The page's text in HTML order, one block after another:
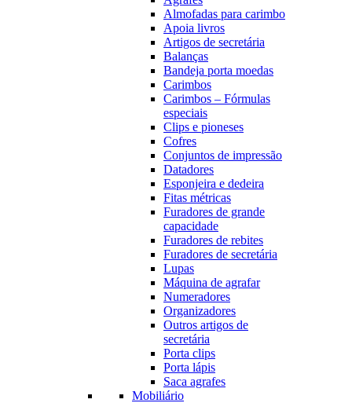
Almofadas para carimbo
Apoia livros
Artigos de secretária
Balanças
Bandeja porta moedas
Carimbos
Carimbos – Fórmulas
especiais
Clips e pioneses
Cofres
Conjuntos de impressão
Datadores
Esponjeira e dedeira
Fitas métricas
Furadores de grande
capacidade
Furadores de rebites
Furadores de secretária
Lupas
Máquina de agrafar
Numeradores
Organizadores
Outros artigos de
secretária
Porta clips
Porta lápis
Saca agrafes
Mobiliário